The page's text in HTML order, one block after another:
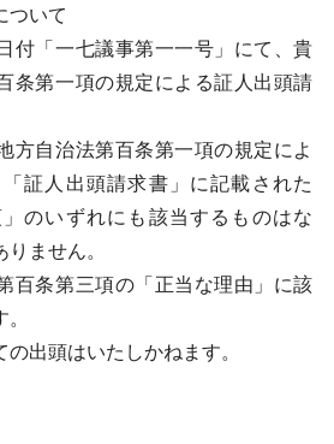
いて
付「一七議事第一一号」にて、貴
条第一項の規定による証人出頭請
方自治法第百条第一項の規定によ
証人出頭請求書」に記載された
」のいずれにも該当するものはな
ません。
百条第三項の「正当な理由」に該
出頭はいたしかねます。